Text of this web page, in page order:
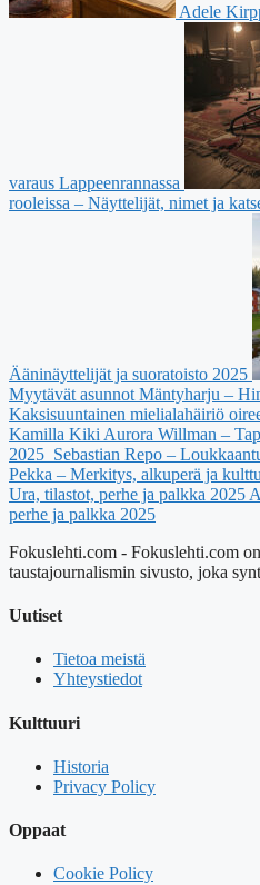
Adele
varaus Lappeenrannassa
rooleissa – Näyttelijät, nimet ja
Ääninäyttelijät ja suoratoisto 2025
Myytävät asunnot Mäntyharju –
Kaksisuuntainen mielialahäiriö
Kamilla Kiki Aurora Willman –
2025 Sebastian Repo –
Pekka – Merkitys, alkuperä ja
Ura, tilastot, perhe ja palkka 2025
perhe ja palkka 2025
Fokuslehti.com - Fokuslehti.com
taustajournalismin sivusto, joka
Uutiset
Tietoa meistä
Yhteystiedot
Kulttuuri
Historia
Privacy Policy
Oppaat
Cookie Policy